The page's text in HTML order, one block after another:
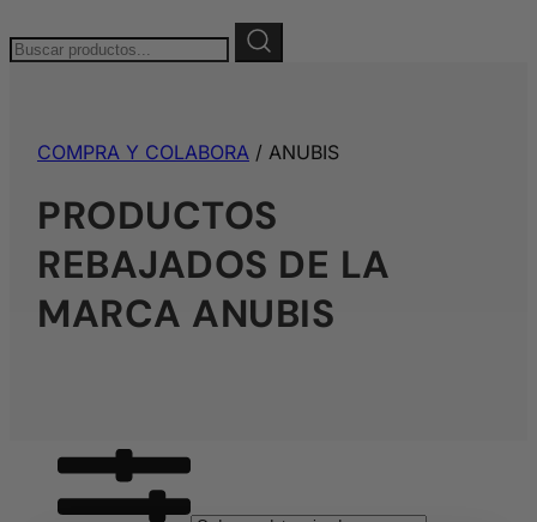
Buscar:
COMPRA Y COLABORA / ANUBIS
PRODUCTOS
REBAJADOS DE LA
MARCA ANUBIS